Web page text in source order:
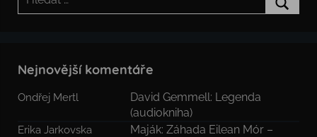
Nejnovější komentáře
Ondřej Mertl
David Gemmell: Legenda
(audiokniha)
Erika Jarkovska
Maják: Záhada Eilean Mór –